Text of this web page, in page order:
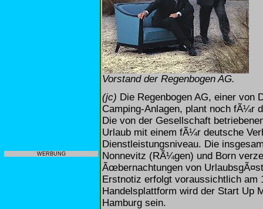
WERBUNG
Vorstand der Regenbogen AG.
(jc) Die Regenbogen AG, einer von
Camping-Anlagen, plant noch fÃ¼r
Die von der Gesellschaft
Urlaub mit einem fÃ¼r deutsche
Dienstleistungsniveau. Die
Nonnevitz (RÃ¼gen) und Born
Ãœbernachtungen von
Erstnotiz erfolgt voraussichtlich am
Handelsplattform wird der Start Up
Hamburg sein.